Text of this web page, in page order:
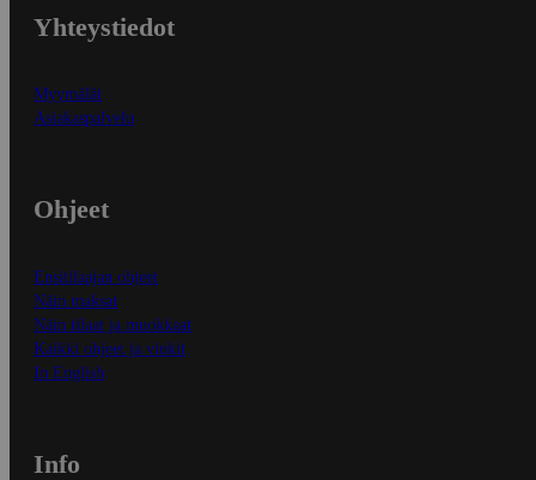
Yhteystiedot
Myymälät
Asiakaspalvelu
Ohjeet
Ensitilaajan ohjeet
Näin maksat
Näin tilaat ja muokkaat
Kaikki ohjeet ja vinkit
In English
Info